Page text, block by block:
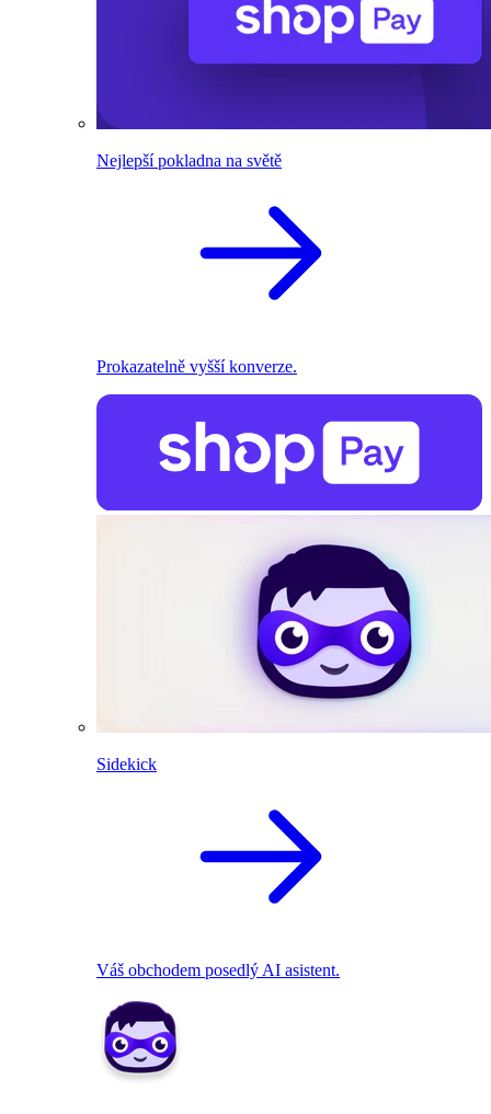
Nejlepší pokladna na světě
Prokazatelně vyšší konverze.
Sidekick
Váš obchodem posedlý AI asistent.